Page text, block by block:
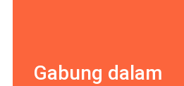
Gabung dalam